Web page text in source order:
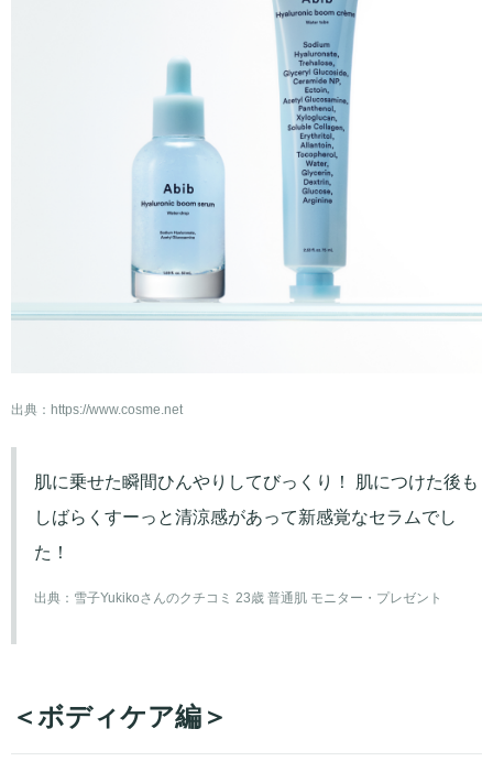
出典： https://www.cosme.net
肌に乗せた瞬間ひんやりしてびっくり！ 肌につけた後も
しばらくすーっと清涼感があって新感覚なセラムでし
た！
出典： 雪子Yukikoさんのクチコミ 23歳 普通肌 モニター・プレゼント
＜ボディケア編＞